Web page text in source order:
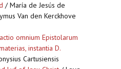
/ María de Jesús de
Van den Kerckhove
omnium Epistolarum
instantia D.
Cartusiensis